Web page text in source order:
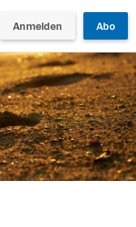
Anmelden Abo